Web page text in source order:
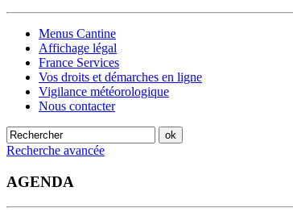
Menus Cantine
Affichage légal
France Services
Vos droits et démarches en ligne
Vigilance météorologique
Nous contacter
Recherche avancée
AGENDA